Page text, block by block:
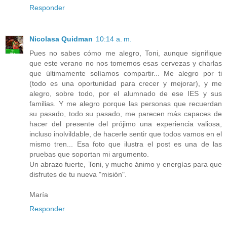
Responder
Nicolasa Quidman 10:14 a. m.
Pues no sabes cómo me alegro, Toni, aunque signifique
que este verano no nos tomemos esas cervezas y charlas
que últimamente solíamos compartir... Me alegro por ti
(todo es una oportunidad para crecer y mejorar), y me
alegro, sobre todo, por el alumnado de ese IES y sus
familias. Y me alegro porque las personas que recuerdan
su pasado, todo su pasado, me parecen más capaces de
hacer del presente del prójimo una experiencia valiosa,
incluso inolvildable, de hacerle sentir que todos vamos en el
mismo tren... Esa foto que ilustra el post es una de las
pruebas que soportan mi argumento.
Un abrazo fuerte, Toni, y mucho ánimo y energías para que
disfrutes de tu nueva "misión".
María
Responder